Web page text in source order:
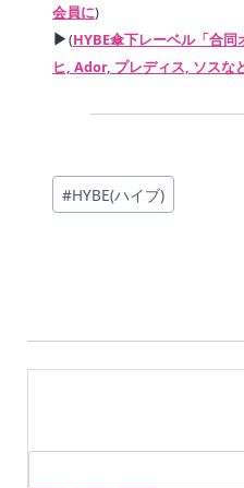
会員に)
▶(HYBE傘下レーベル「合
ヒ, Ador, プレディス, ソスな
投
稿
#HYBE(ハイブ)